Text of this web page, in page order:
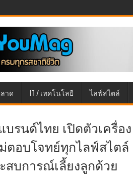
าด IT / เทคโนโลยี ไลฟ์สไตล์
บรนด์ไทย เปิดตัวเครื่อง
ตอบโจทย์ทุกไลฟ์สไตล์
บการณ์เลี้ยงลูกด้วย